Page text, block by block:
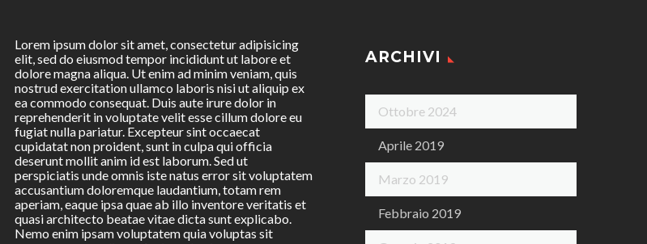
Lorem ipsum dolor sit amet, consectetur adipisicing
elit, sed do eiusmod tempor incididunt ut labore et
dolore magna aliqua. Ut enim ad minim veniam, quis
nostrud exercitation ullamco laboris nisi ut aliquip ex
ea commodo consequat. Duis aute irure dolor in
reprehenderit in voluptate velit esse cillum dolore eu
fugiat nulla pariatur. Excepteur sint occaecat
cupidatat non proident, sunt in culpa qui officia
deserunt mollit anim id est laborum. Sed ut
perspiciatis unde omnis iste natus error sit voluptatem
accusantium doloremque laudantium, totam rem
aperiam, eaque ipsa quae ab illo inventore veritatis et
quasi architecto beatae vitae dicta sunt explicabo.
Nemo enim ipsam voluptatem quia voluptas sit
ARCHIVI
Ottobre 2024
Aprile 2019
Marzo 2019
Febbraio 2019